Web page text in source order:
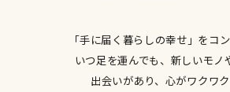
「手に届く暮らしの幸せ」をコ
いつ足を運んでも、新しいモノ
出会いがあり、心がワクワク